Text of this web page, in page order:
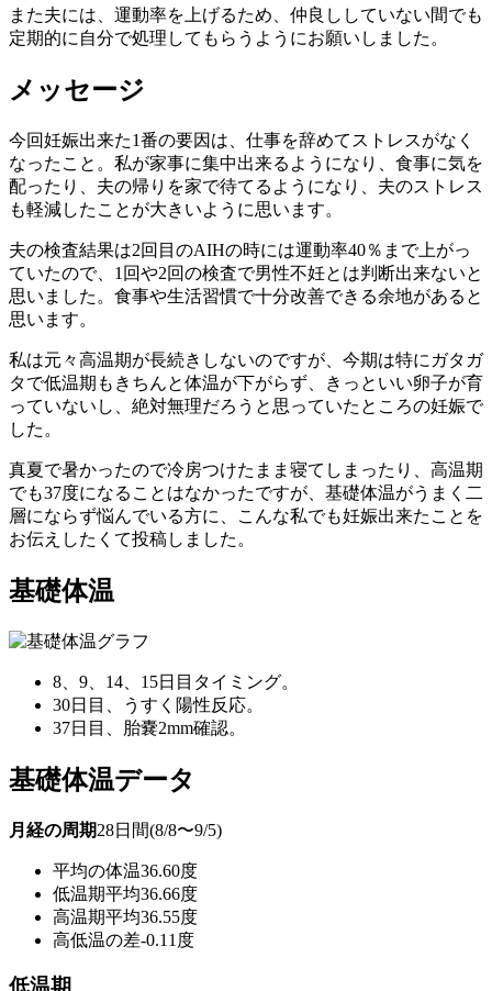
また夫には、運動率を上げるため、仲良ししていない間でも
定期的に自分で処理してもらうようにお願いしました。
メッセージ
今回妊娠出来た1番の要因は、仕事を辞めてストレスがなく
なったこと。私が家事に集中出来るようになり、食事に気を
配ったり、夫の帰りを家で待てるようになり、夫のストレス
も軽減したことが大きいように思います。
夫の検査結果は2回目のAIHの時には運動率40％まで上がっ
ていたので、1回や2回の検査で男性不妊とは判断出来ないと
思いました。食事や生活習慣で十分改善できる余地があると
思います。
私は元々高温期が長続きしないのですが、今期は特にガタガ
タで低温期もきちんと体温が下がらず、きっといい卵子が育
っていないし、絶対無理だろうと思っていたところの妊娠で
した。
真夏で暑かったので冷房つけたまま寝てしまったり、高温期
でも37度になることはなかったですが、基礎体温がうまく二
層にならず悩んでいる方に、こんな私でも妊娠出来たことを
お伝えしたくて投稿しました。
基礎体温
8、9、14、15日目タイミング。
30日目、うすく陽性反応。
37日目、胎嚢2mm確認。
基礎体温データ
月経の周期28日間(8/8〜9/5)
平均の体温36.60度
低温期平均36.66度
高温期平均36.55度
高低温の差-0.11度
低温期